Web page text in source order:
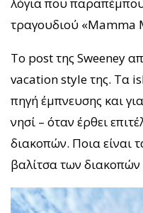
τραγουδιού «Mamma
Το post της Sweeney
vacation style της. Τα
πηγή έμπνευσης και
νησί – όταν έρθει
διακοπών. Ποια είναι
βαλίτσα των διακοπών